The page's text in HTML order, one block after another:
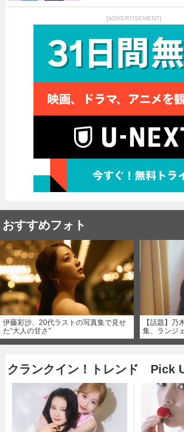
[ADVERTISEMENT]
おすすめフォト
伊藤彩沙、20代ラストの写真集で見せ
た“大人の甘さ”
【話題】乃
集、ランジ
クランクイン！トレンド Pick